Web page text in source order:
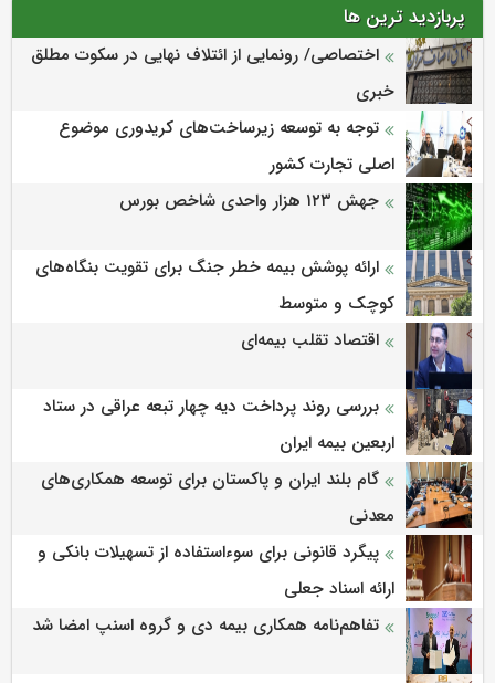
پربازدید ترین ها
اختصاصی/ رونمایی از ائتلاف‌ نهایی در سکوت مطلق
خبری
توجه به توسعه زیرساخت‌های کریدوری موضوع
اصلی تجارت کشور
جهش ۱۲۳ هزار واحدی شاخص بورس
ارائه پوشش بیمه خطر جنگ برای تقویت بنگاه‌های
کوچک و متوسط
اقتصاد تقلب بیمه‌ای
بررسی روند پرداخت دیه چهار تبعه عراقی در ستاد
اربعین بیمه ایران
گام بلند ایران و پاکستان برای توسعه همکاری‌های
معدنی
پیگرد قانونی برای سوءاستفاده از تسهیلات بانکی و
ارائه اسناد جعلی
تفاهم‌نامه همکاری بیمه دی و گروه اسنپ امضا شد